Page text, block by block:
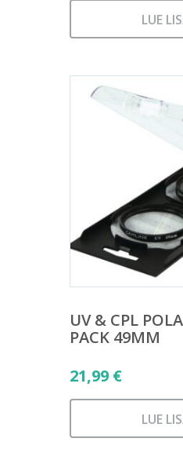
LUE
UV & CPL
PACK 49MM
21,99 €
LUE